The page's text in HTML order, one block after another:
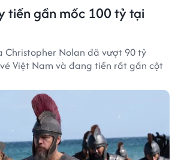
tiến gần mốc 100 tỷ tại
Christopher Nolan đã vượt 90 tỷ
Việt Nam và đang tiến rất gần cột